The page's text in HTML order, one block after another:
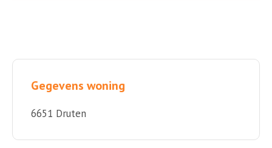
Gegevens woning
6651 Druten